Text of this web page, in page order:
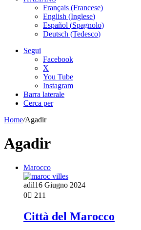
Français (Francese)
English (Inglese)
Español (Spagnolo)
Deutsch (Tedesco)
Segui
Facebook
X
You Tube
Instagram
Barra laterale
Cerca per
Home/Agadir
Agadir
Marocco
adil16 Giugno 2024
0
211
Città del Marocco